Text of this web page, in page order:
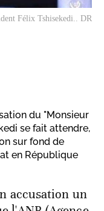
Félix Tshisekedi.. DR
du "Monsieur
se fait attendre,
sur fond de
en République
accusation un